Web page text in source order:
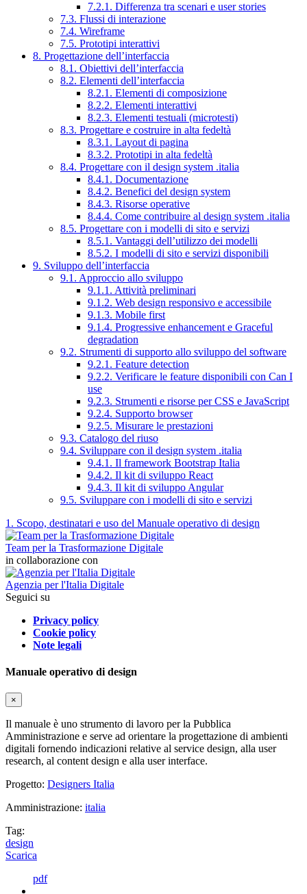
7.2.1. Differenza tra scenari e user stories
7.3. Flussi di interazione
7.4. Wireframe
7.5. Prototipi interattivi
8. Progettazione dell’interfaccia
8.1. Obiettivi dell’interfaccia
8.2. Elementi dell’interfaccia
8.2.1. Elementi di composizione
8.2.2. Elementi interattivi
8.2.3. Elementi testuali (microtesti)
8.3. Progettare e costruire in alta fedeltà
8.3.1. Layout di pagina
8.3.2. Prototipi in alta fedeltà
8.4. Progettare con il design system .italia
8.4.1. Documentazione
8.4.2. Benefici del design system
8.4.3. Risorse operative
8.4.4. Come contribuire al design system .italia
8.5. Progettare con i modelli di sito e servizi
8.5.1. Vantaggi dell’utilizzo dei modelli
8.5.2. I modelli di sito e servizi disponibili
9. Sviluppo dell’interfaccia
9.1. Approccio allo sviluppo
9.1.1. Attività preliminari
9.1.2. Web design responsivo e accessibile
9.1.3. Mobile first
9.1.4. Progressive enhancement e Graceful
degradation
9.2. Strumenti di supporto allo sviluppo del software
9.2.1. Feature detection
9.2.2. Verificare le feature disponibili con Can I
use
9.2.3. Strumenti e risorse per CSS e JavaScript
9.2.4. Supporto browser
9.2.5. Misurare le prestazioni
9.3. Catalogo del riuso
9.4. Sviluppare con il design system .italia
9.4.1. Il framework Bootstrap Italia
9.4.2. Il kit di sviluppo React
9.4.3. Il kit di sviluppo Angular
9.5. Sviluppare con i modelli di sito e servizi
1. Scopo, destinatari e uso del Manuale operativo di design
Team per la Trasformazione Digitale
in collaborazione con
Agenzia per l'Italia Digitale
Seguici su
Privacy policy
Cookie policy
Note legali
Manuale operativo di design
×
Il manuale è uno strumento di lavoro per la Pubblica
Amministrazione e serve ad orientare la progettazione di ambienti
digitali fornendo indicazioni relative al service design, alla user
research, al content design e alla user interface.
Progetto: Designers Italia
Amministrazione: italia
Tag:
design
Scarica
pdf